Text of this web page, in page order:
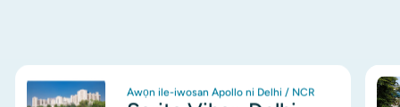
aworan Awọn ile-iwosan Apollo ni Delhi / NCR